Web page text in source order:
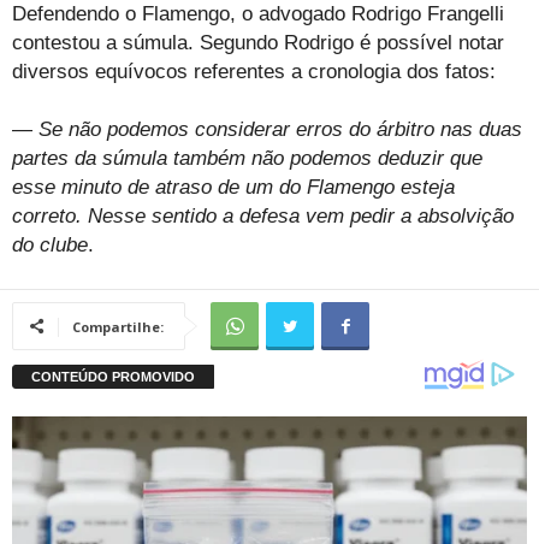
Defendendo o Flamengo, o advogado Rodrigo Frangelli
contestou a súmula. Segundo Rodrigo é possível notar
diversos equívocos referentes a cronologia dos fatos:
— Se não podemos considerar erros do árbitro nas duas
partes da súmula também não podemos deduzir que
esse minuto de atraso de um do Flamengo esteja
correto. Nesse sentido a defesa vem pedir a absolvição
do clube.
Compartilhe: